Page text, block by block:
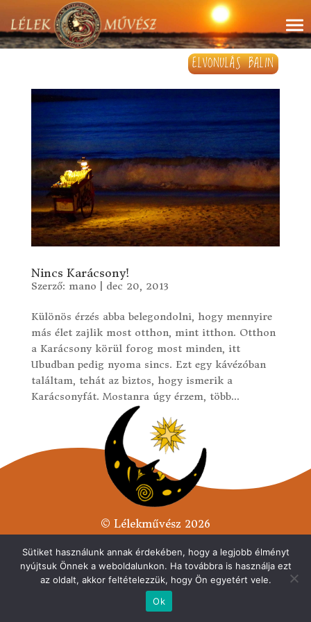
ELVONULÁS BALIN
Nincs Karácsony!
Szerző: mano dec 20, 2013
Különös érzés abba belegondolni, hogy mennyire
más élet zajlik most otthon, mint itthon. Otthon
a Karácsony körül forog most minden, itt
Ubudban pedig nyoma sincs. Ezt egy kávézóban
találtam, tehát az biztos, hogy ismerik a
Karácsonyfát. Mostanra úgy érzem, több...
© Lélekművész 2026
Adatvédelmi tájékoztató
Sütiket használunk annak érdekében, hogy a legjobb élményt
nyújtsuk Önnek a weboldalunkon. Ha továbbra is használja ezt
az oldalt, akkor feltételezzük, hogy Ön egyetért vele.
Ok